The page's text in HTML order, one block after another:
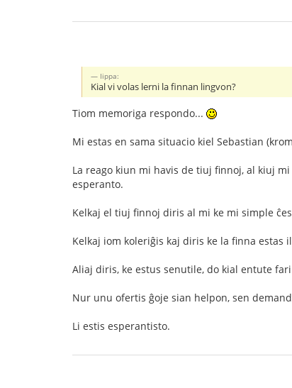
Iippa:
Kial vi volas lerni la finnan lingvon?
Tiom memoriga respondo...
Mi estas en sama situacio kiel Sebastian
La reago kiun mi havis de tiuj finnoj, al kiuj
esperanto.
Kelkaj el tiuj finnoj diris al mi ke mi simple
Kelkaj iom koleriĝis kaj diris ke la finna estas
Aliaj diris, ke estus senutile, do kial entute
Nur unu ofertis ĝoje sian helpon, sen
Li estis esperantisto.